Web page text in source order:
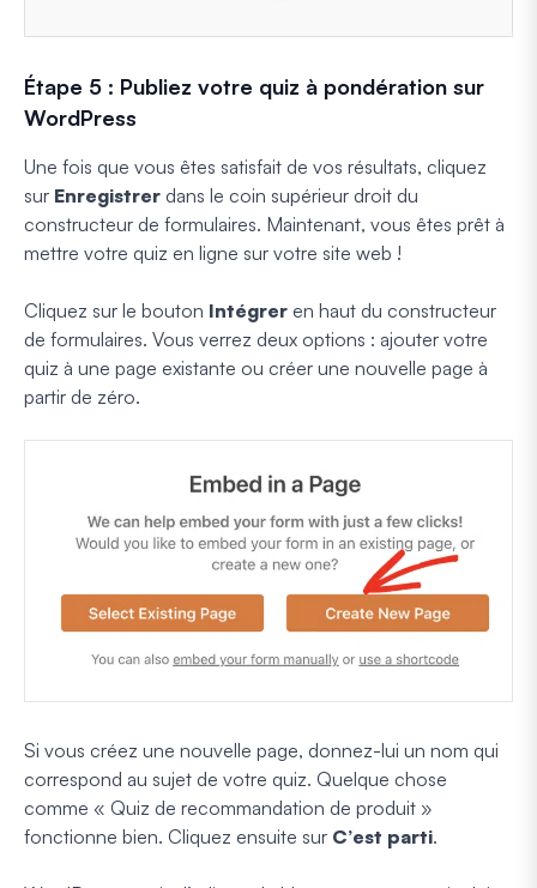
Étape 5 : Publiez votre quiz à pondération sur
WordPress
Une fois que vous êtes satisfait de vos résultats, cliquez
sur Enregistrer dans le coin supérieur droit du
constructeur de formulaires. Maintenant, vous êtes prêt à
mettre votre quiz en ligne sur votre site web !
Cliquez sur le bouton Intégrer en haut du constructeur
de formulaires. Vous verrez deux options : ajouter votre
quiz à une page existante ou créer une nouvelle page à
partir de zéro.
Si vous créez une nouvelle page, donnez-lui un nom qui
correspond au sujet de votre quiz. Quelque chose
comme « Quiz de recommandation de produit »
fonctionne bien. Cliquez ensuite sur C’est parti.